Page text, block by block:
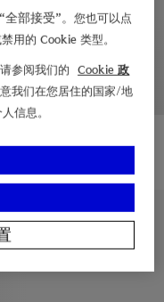
¥18,300.00
盈棉质 Trench 风衣,
全部接受”。您也可以点
用的 Cookie 类型。
参阅我们的
Cookie 政
我们在您居住的国家/地
信息。